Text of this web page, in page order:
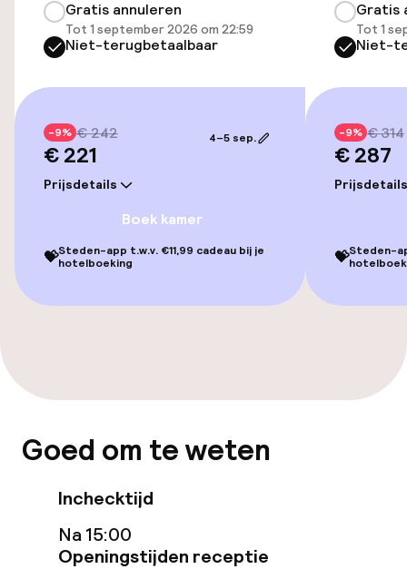
Gratis annuleren
Tot 1 september 2026 om 22:59
Niet-terugbetaalbaar
-9% € 242
€ 221
Prijsdetails
4–5 sep.
Boek kamer
💝Steden-app t.w.v. €11,99 cadeau bij je
hotelboeking
Gratis
Tot 1
Niet-
-9% € 314
€ 287
Prijsdetails
💝Steden-
Goed om te weten
Inchecktijd
Na 15:00
Openingstijden receptie